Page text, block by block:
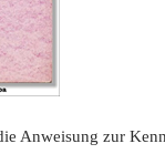
Anweisung zur